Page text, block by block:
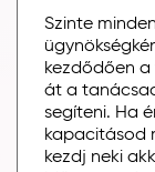
Szinte
kezdődően
át a
segíteni. Ha
kapacitásod
kezdj neki